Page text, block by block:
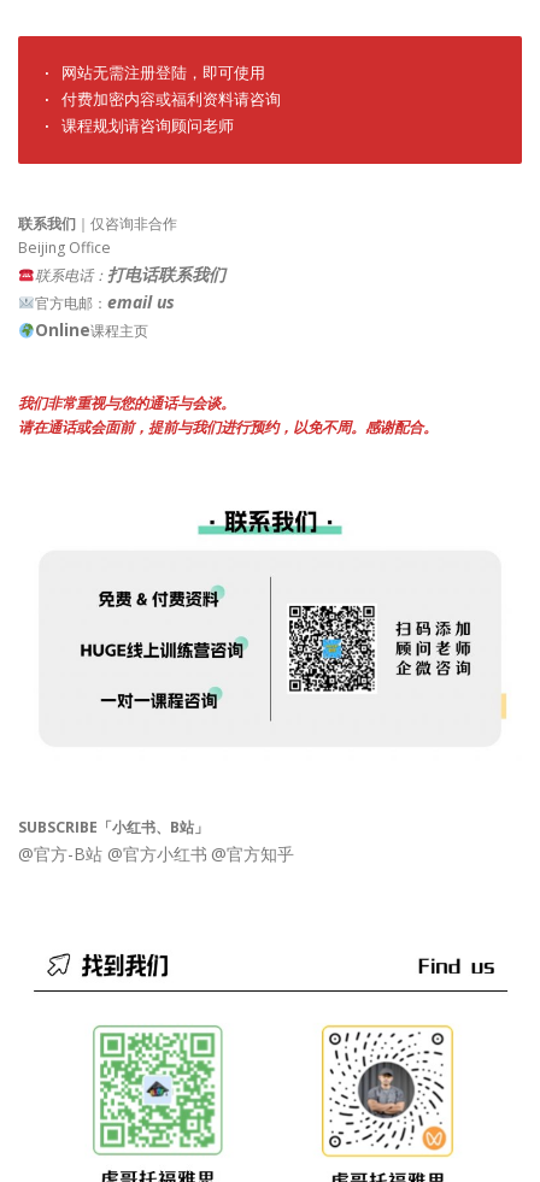
· 网站无需注册登陆，即可使用
· 付费加密内容或福利资料请咨询
· 课程规划请咨询顾问老师
联系我们 ｜仅咨询非合作
Beijing Office
联系电话： 打电话联系我们
官方电邮： email us
Online课程主页
我们非常重视与您的通话与会谈。
请在通话或会面前，提前与我们进行预约，以免不周。感谢配合。
SUBSCRIBE「小红书、B站」
@官方-B站 @官方小红书 @官方知乎